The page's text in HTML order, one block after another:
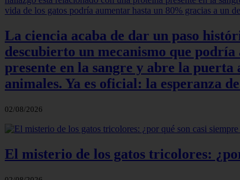
La ciencia acaba de dar un paso
descubierto un mecanismo que
presente en la sangre y abre la
animales. Ya es oficial: la esperanza
02/08/2026
El misterio de los gatos tricolores: